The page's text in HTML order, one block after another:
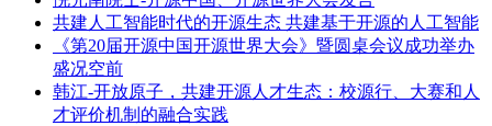
共建人工智能时代的开源生态 共建基于开源的人工智能
《第20届开源中国开源世界大会》暨圆桌会议成功举办
盛况空前
韩江-开放原子，共建开源人才生态：校源行、大赛和人
才评价机制的融合实践